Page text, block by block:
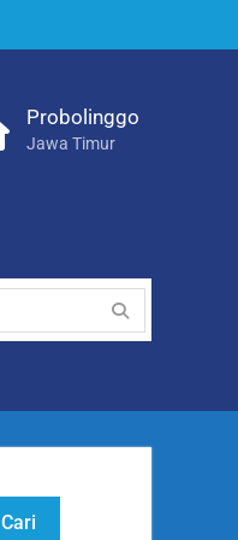
Probolinggo
Jawa Timur
Cari